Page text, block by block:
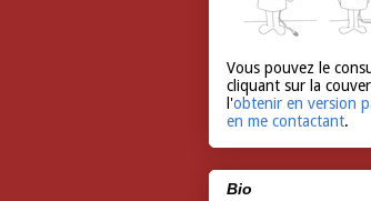
Vous pouvez le
cliquant sur la
l'obtenir en version
en me contactant.
Bio